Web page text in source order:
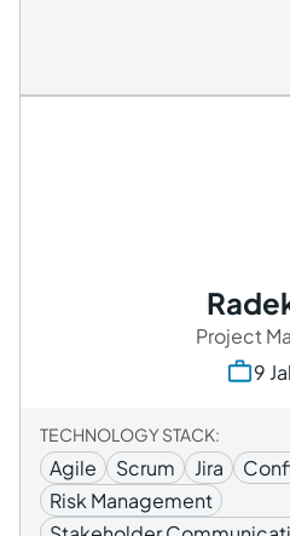
Project
9
TECHNOLOGY STACK:
Agile Scrum Jira
Risk Management